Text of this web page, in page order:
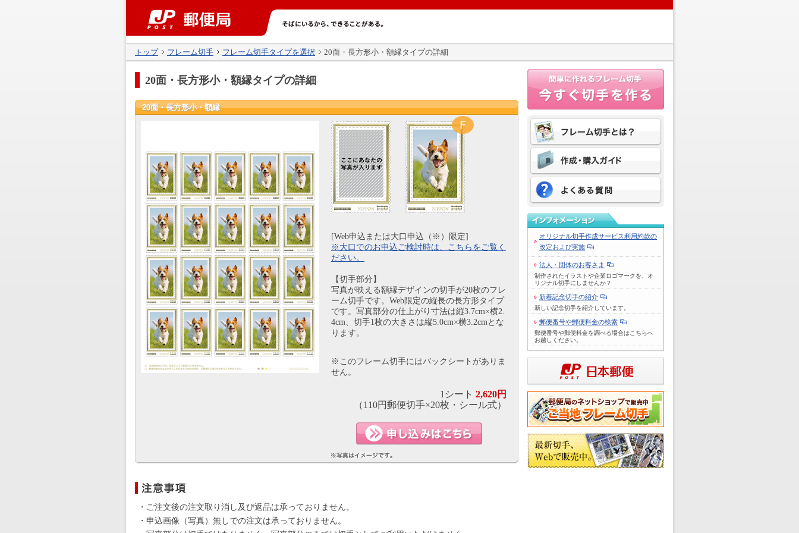
トップ フレーム切手 フレーム切手タイプを選択 20面・長方形小・額縁タイプの詳細
20面・長方形小・額縁タイプの詳細
20面・長方形小・額縁
[Web申込または大口申込（※）限定]
※大口でのお申込ご検討時は、こちらをご覧く
ださい。
【切手部分】
写真が映える額縁デザインの切手が20枚のフレ
ーム切手です。Web限定の縦長の長方形タイプ
です。写真部分の仕上がり寸法は縦3.7cm×横2.
4cm、切手1枚の大きさは縦5.0cm×横3.2cmとな
ります。
※このフレーム切手にはバックシートがありま
せん。
1シート 2,620円
（110円郵便切手×20枚・シール式）
・ご注文後の注文取り消し及び返品は承っておりません。
・申込画像（写真）無しでの注文は承っておりません。
オリジナル切手作成サービス利用約款の
改定および実施
法人・団体のお客さま
制作されたイラストや企業ロゴマークを、オ
リジナル切手にしませんか？
新着記念切手の紹介
新しい記念切手を紹介しています。
郵便番号や郵便料金の検索
郵便番号や郵便料金を調べる場合はこちらへ
お越しください。